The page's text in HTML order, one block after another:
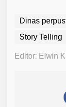
Dinas
Story Telling
Editor: Elwin